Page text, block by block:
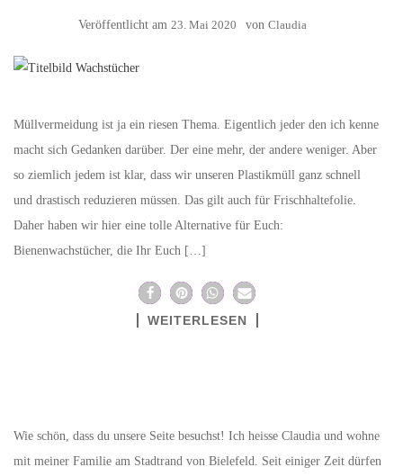
Veröffentlicht am 23. Mai 2020 von Claudia
Müllvermeidung ist ja ein riesen Thema. Eigentlich jeder den ich kenne
macht sich Gedanken darüber. Der eine mehr, der andere weniger. Aber
so ziemlich jedem ist klar, dass wir unseren Plastikmüll ganz schnell
und drastisch reduzieren müssen. Das gilt auch für Frischhaltefolie.
Daher haben wir hier eine tolle Alternative für Euch:
Bienenwachstücher, die Ihr Euch […]
WEITERLESEN
Wie schön, dass du unsere Seite besuchst! Ich heisse Claudia und wohne
mit meiner Familie am Stadtrand von Bielefeld. Seit einiger Zeit dürfen